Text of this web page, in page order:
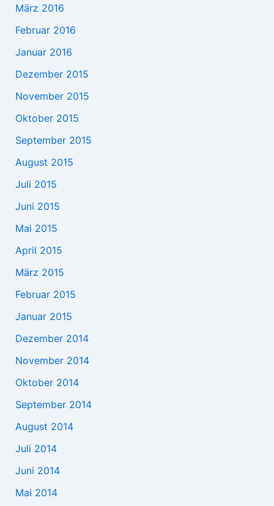
März 2016
Februar 2016
Januar 2016
Dezember 2015
November 2015
Oktober 2015
September 2015
August 2015
Juli 2015
Juni 2015
Mai 2015
April 2015
März 2015
Februar 2015
Januar 2015
Dezember 2014
November 2014
Oktober 2014
September 2014
August 2014
Juli 2014
Juni 2014
Mai 2014